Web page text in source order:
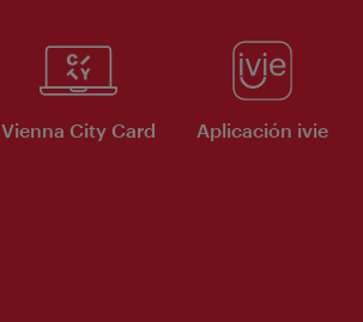
Vienna City Card Aplicación ivie